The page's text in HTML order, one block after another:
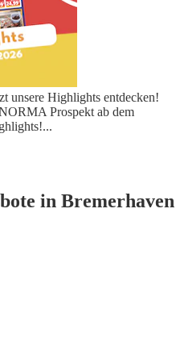
unsere Highlights entdecken!
Prospekt ab dem
...
in Bremerhaven